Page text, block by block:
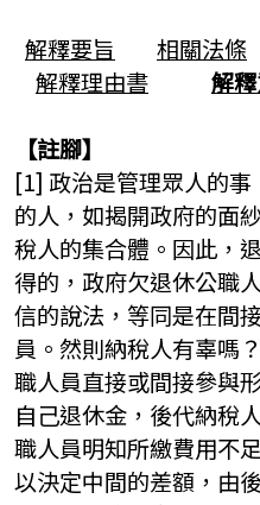
解釋要旨
相關法條
解釋理由書
解
【註腳】
[1] 政治是管理眾人的
的人，如揭開政府的面
稅人的集合體。因此，
得的，政府欠退休公職
信的說法，等同是在間
員。然則納稅人有辜嗎
職人員直接或間接參與
自己退休金，後代納稅
職人員明知所繳費用不
以決定中間的差額，由